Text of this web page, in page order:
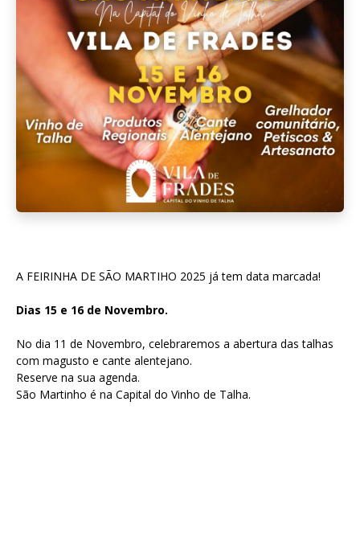
A FEIRINHA DE SÃO MARTIHO 2025 já tem data marcada!
Dias 15 e 16 de Novembro.
No dia 11 de Novembro, celebraremos a abertura das talhas
com magusto e cante alentejano.
Reserve na sua agenda.
São Martinho é na Capital do Vinho de Talha.